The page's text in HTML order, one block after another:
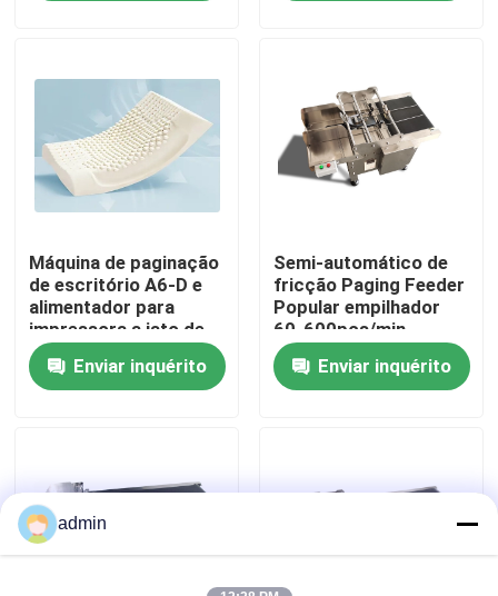
Sobre nós
Controle de qualidade
Contacte-nos
Casos
Solicite um orçamento
Máquina de paginação
de escritório A6-D e
alimentador para
impressora a jato de
tinta e máquina a laser
Enviar inquérito
Semi-automático de
fricção Paging Feeder
Popular empilhador
60-600pcs/min
Enviar inquérito
admin